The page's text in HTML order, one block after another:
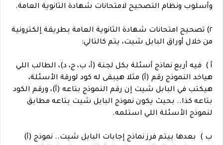
وأسلوب ونظام التصحيح لامتحانات شهادة الثانوية العامة.
٢) تصحيح امتحانات شهادة الثانوية العامة بطريقة إلكترونية
من خلال أوراق البابل شيت، يتم كالتالي:
أ ) فيه أربع نماذج أسئلة بكل لجنة (أ، ب، ج، د)، الطالب اللي
هياخد النموذج رقم (أ) مثلا هيبقى له كود لورقة الأسئلة،
هيكتب في البابل شيت إن رقم النموذج بتاعه (أ)، ورقم الكود
بتاعه كذا.. بحيث يكون نموذج البابل شيت بتاعه مطابق
لنموذج الأسئلة اللي استلمه.
ب ) بعدها بيتم فرز نماذج إجابات البابل شيت.. نموذج (أ)